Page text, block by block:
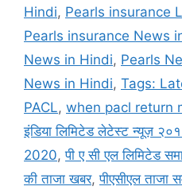
Hindi, Pearls insurance
Pearls insurance News
News in Hindi, Pearls
News in Hindi, Tags:
PACL, when pacl return
इंडिया लिमिटेड लेटेस्ट न्यूज़
2020,पी ए सी एल लिमिटेड
की ताजा खबर,पीएसीएल ताजा